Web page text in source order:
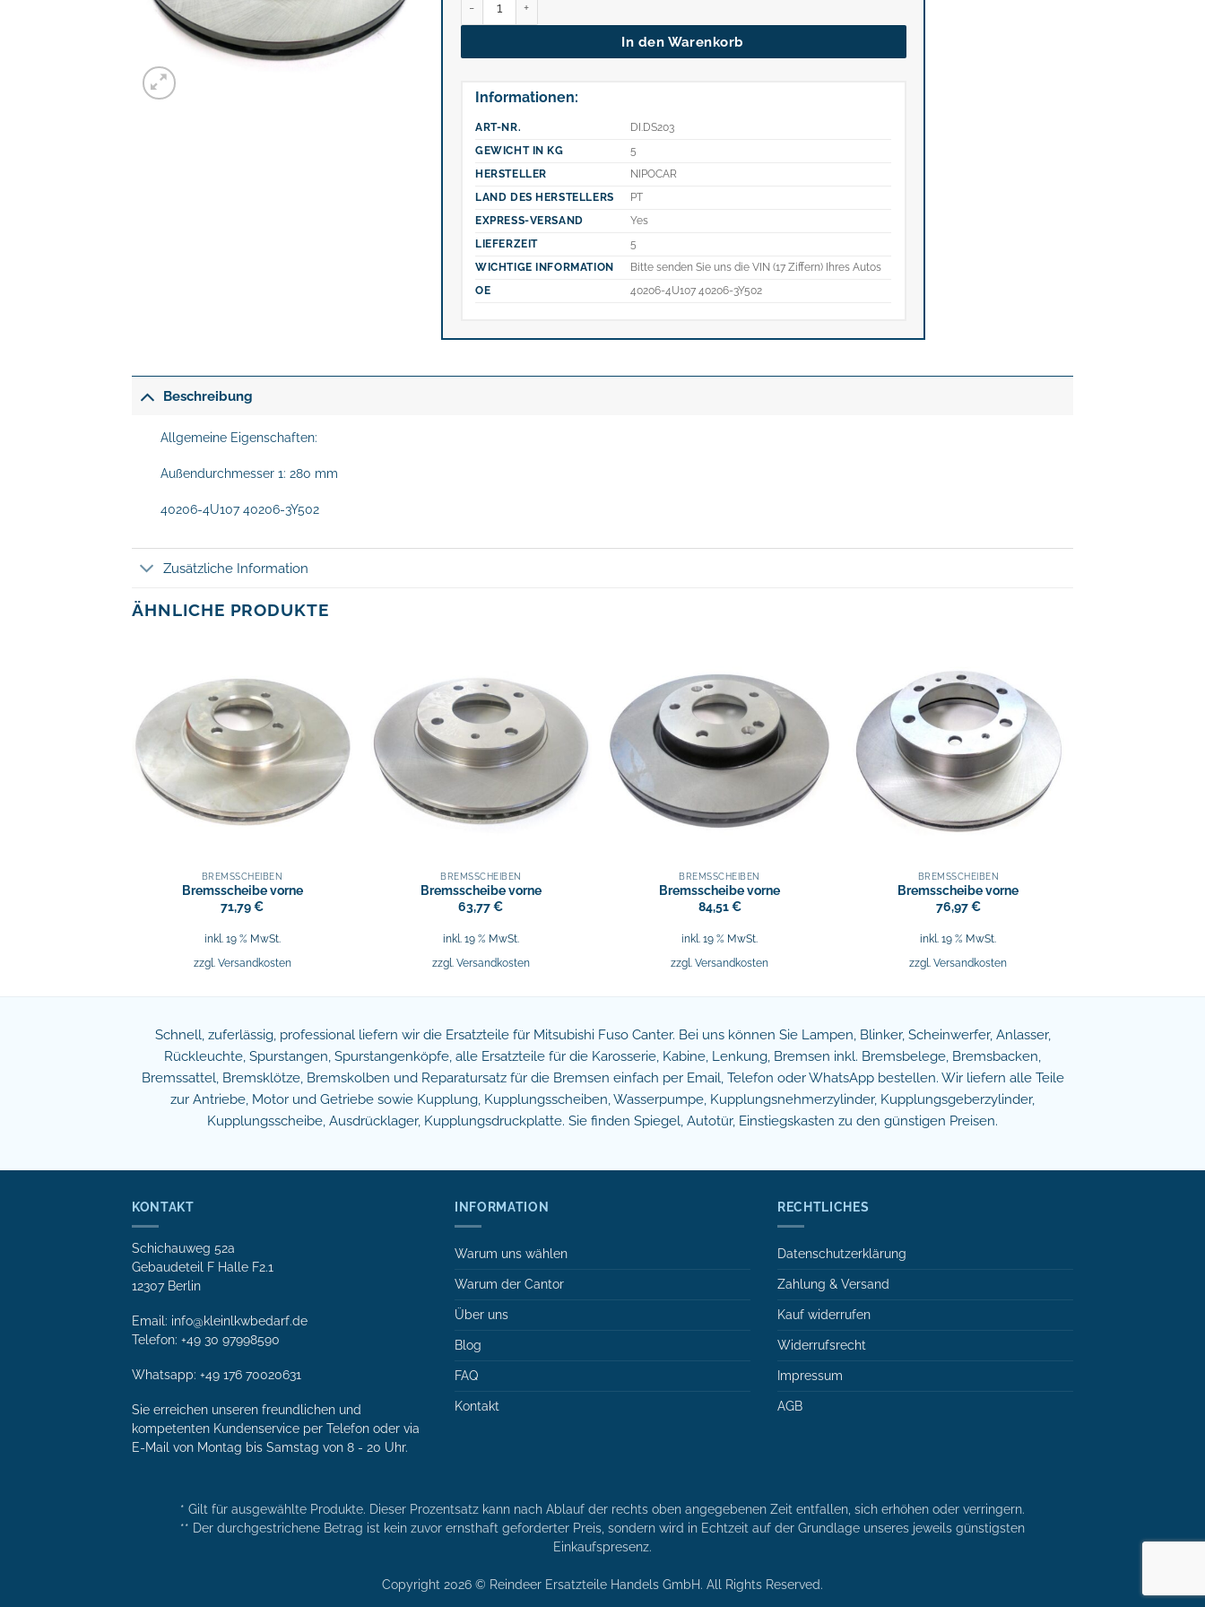
In den Warenkorb
Informationen:
ART-NR.
DI.DS203
GEWICHT IN KG
5
HERSTELLER
NIPOCAR
LAND DES HERSTELLERS
PT
EXPRESS-VERSAND
Yes
LIEFERZEIT
5
WICHTIGE INFORMATION
Bitte senden Sie uns die VIN (17 Ziffern) Ihres Autos
OE
40206-4U107 40206-3Y502
Beschreibung
Allgemeine Eigenschaften:
Außendurchmesser 1: 280 mm
40206-4U107 40206-3Y502
Zusätzliche Information
ÄHNLICHE PRODUKTE
BREMSSCHEIBEN
Bremsscheibe vorne
71,79€
inkl. 19 % MwSt.
zzgl. Versandkosten
BREMSSCHEIBEN
Bremsscheibe vorne
63,77€
inkl. 19 % MwSt.
zzgl. Versandkosten
BREMSSCHEIBEN
Bremsscheibe vorne
84,51€
inkl. 19 % MwSt.
zzgl.Versandkosten
BREMSSCHEIBEN
Bremsscheibe vorne
76,97€
inkl. 19 % MwSt.
zzgl.Versandkosten
Schnell, zuferlässig, professional liefern wir die Ersatzteile für Mitsubishi Fuso Canter. Bei uns können Sie Lampen, Blinker, Scheinwerfer, Anlasser,
Rückleuchte, Spurstangen, Spurstangenköpfe, alle Ersatzteile für die Karosserie, Kabine, Lenkung, Bremsen inkl. Bremsbelege, Bremsbacken,
Bremssattel, Bremsklötze, Bremskolben und Reparatursatz für die Bremsen einfach per Email, Telefon oder WhatsApp bestellen. Wir liefern alle Teile
zur Antriebe, Motor und Getriebe sowie Kupplung, Kupplungsscheiben, Wasserpumpe, Kupplungsnehmerzylinder, Kupplungsgeberzylinder,
Kupplungsscheibe, Ausdrücklager, Kupplungsdruckplatte. Sie finden Spiegel, Autotür, Einstiegskasten zu den günstigen Preisen.
KONTAKT
Schichauweg 52a
Gebaudeteil F Halle F2.1
12307 Berlin
Email: info@kleinlkwbedarf.de
Telefon: +49 30 97998590
Whatsapp: +49 176 70020631
Sie erreichen unseren freundlichen und
kompetenten Kunden­service per Tele­fon oder via
E-Mail von Mon­tag bis Samstag von 8 - 20 Uhr.
INFORMATION
Warum uns wählen
Warum der Cantor
Über uns
Blog
FAQ
Kontakt
RECHTLICHES
Datenschutzerklärung
Zahlung & Versand
Kauf widerrufen
Widerrufsrecht
Impressum
AGB
* Gilt für ausgewählte Produkte. Dieser Prozentsatz kann nach Ablauf der rechts oben angegebenen Zeit entfallen, sich erhöhen oder verringern.
** Der durchgestrichene Betrag ist kein zuvor ernsthaft geforderter Preis, sondern wird in Echtzeit auf der Grundlage unseres jeweils günstigsten
Einkaufspresenz.
Copyright 2026 © Reindeer Ersatzteile Handels GmbH. All Rights Reserved.